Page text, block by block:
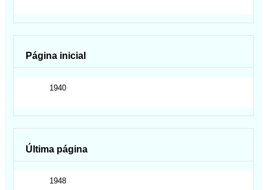
Página inicial
1940
Última página
1948